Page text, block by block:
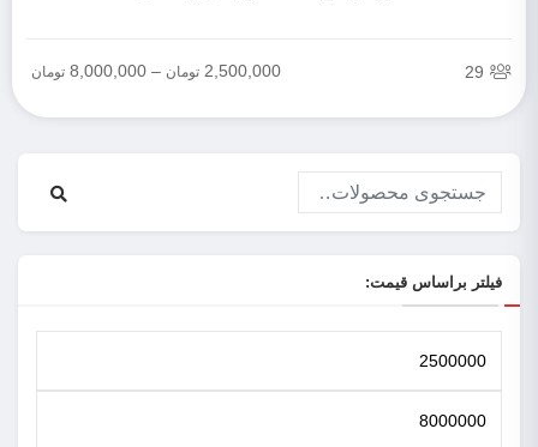
29
2,500,000 تومان –
8,000,000 تومان
فیلتر براساس قیمت: